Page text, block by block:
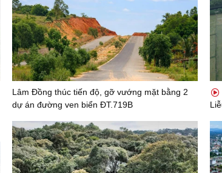
Lâm Đồng thúc tiến độ, gỡ vướng mặt bằng 2
dự án đường ven biển ĐT.719B